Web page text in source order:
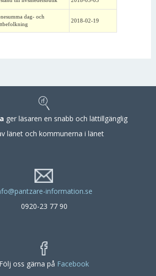
dag- och
2018-02-19
ger läsaren en snabb och lättillgänglig
länet och kommunerna i länet
information.se
0920-23 77 90
Följ oss gärna på Facebook